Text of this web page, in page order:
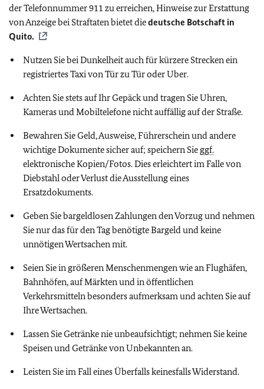
der Telefonnummer 911 zu erreichen, Hinweise zur Erstattung
von Anzeige bei Straftaten bietet diedeutsche Botschaft in
Quito.
Nutzen Sie bei Dunkelheit auch für kürzere Strecken ein
registriertes Taxi von Tür zu Tür oder Uber.
Achten Sie stets auf Ihr Gepäck und tragen Sie Uhren,
Kameras und Mobiltelefone nicht auffällig auf der Straße.
Bewahren Sie Geld, Ausweise, Führerschein und andere
wichtige Dokumente sicher auf; speichern Sie ggf.
elektronische Kopien/Fotos. Dies erleichtert im Falle von
Diebstahl oder Verlust die Ausstellung eines
Ersatzdokuments.
Geben Sie bargeldlosen Zahlungen den Vorzug und nehmen
Sie nur das für den Tag benötigte Bargeld und keine
unnötigen Wertsachen mit.
Seien Sie in größeren Menschenmengen wie an Flughäfen,
Bahnhöfen, auf Märkten und in öffentlichen
Verkehrsmitteln besonders aufmerksam und achten Sie auf
Ihre Wertsachen.
Lassen Sie Getränke nie unbeaufsichtigt; nehmen Sie keine
Speisen und Getränke von Unbekannten an.
Leisten Sie im Fall eines Überfalls keinesfalls Widerstand.